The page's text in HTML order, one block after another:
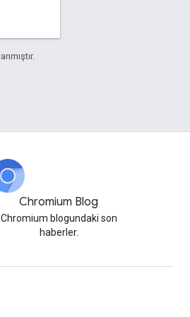
Chromium Blog
Chromium blogundaki son
haberler.